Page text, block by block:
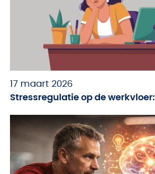
17 maart 2026
Stressregulatie op de werkvloer: